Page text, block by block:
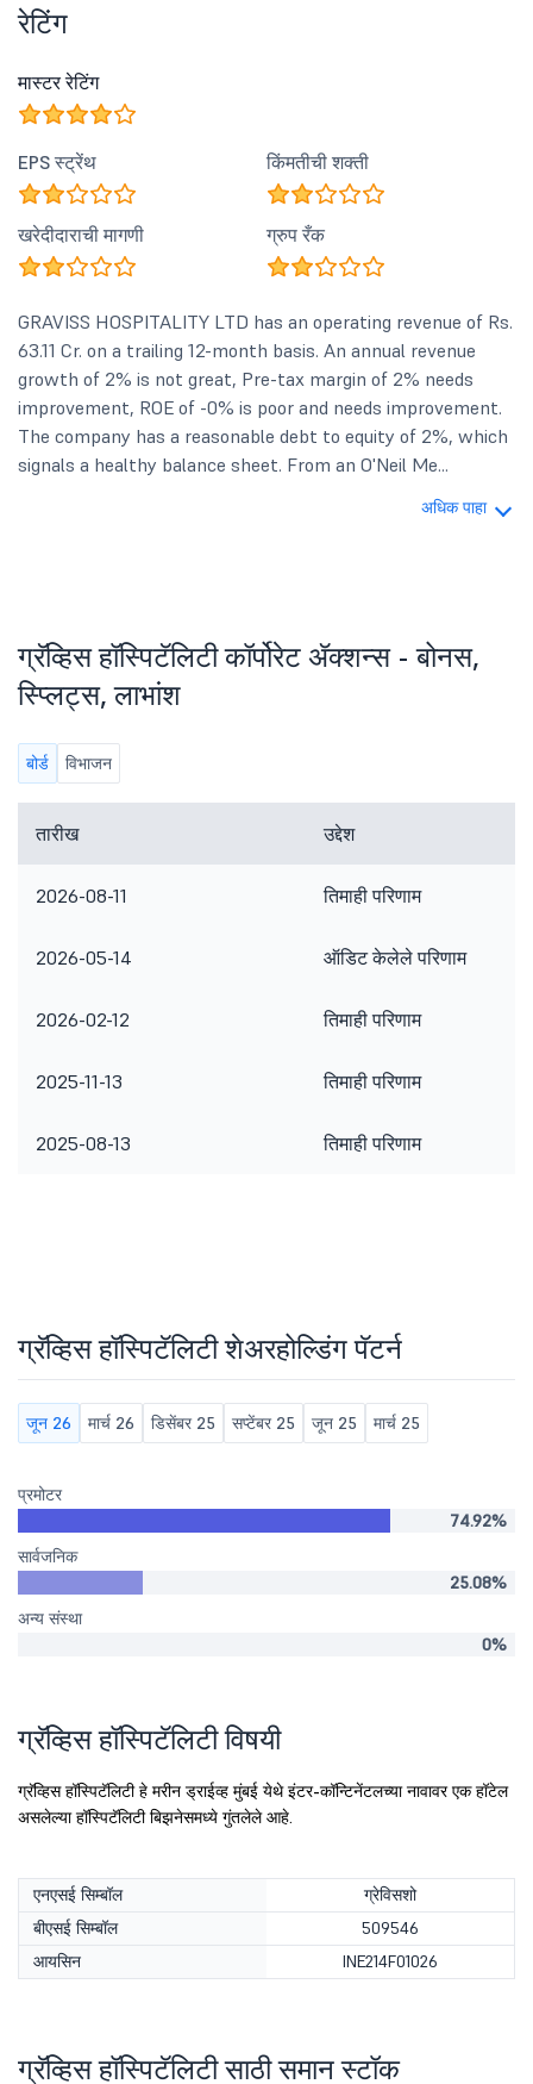
रेटिंग
मास्टर रेटिंग
EPS स्ट्रेंथ किंमतीची शक्ती
खरेदीदाराची मागणी ग्रुप रँक
GRAVISS HOSPITALITY LTD has an operating revenue of Rs.
63.11 Cr. on a trailing 12-month basis. An annual revenue
growth of 2% is not great, Pre-tax margin of 2% needs
improvement, ROE of -0% is poor and needs improvement.
The company has a reasonable debt to equity of 2%, which
signals a healthy balance sheet. From an O'Neil Me...
अधिक पाहा
ग्रॅव्हिस हॉस्पिटॅलिटी कॉर्पोरेट ॲक्शन्स - बोनस,
स्प्लिट्स, लाभांश
बोर्ड विभाजन
तारीख उद्देश
2026-08-11 तिमाही परिणाम
2026-05-14 ऑडिट केलेले परिणाम
2026-02-12 तिमाही परिणाम
2025-11-13 तिमाही परिणाम
2025-08-13 तिमाही परिणाम
ग्रॅव्हिस हॉस्पिटॅलिटी शेअरहोल्डिंग पॅटर्न
जून 26 मार्च 26 डिसेंबर 25 सप्टेंबर 25 जून 25 मार्च 25
प्रमोटर
74.92%
सार्वजनिक
25.08%
अन्य संस्था
0%
ग्रॅव्हिस हॉस्पिटॅलिटी विषयी
ग्रॅव्हिस हॉस्पिटॅलिटी हे मरीन ड्राईव्ह मुंबई येथे इंटर-कॉन्टिनेंटलच्या नावावर एक हॉटेल
असलेल्या हॉस्पिटॅलिटी बिझनेसमध्ये गुंतलेले आहे.
एनएसई सिम्बॉल
ग्रेविसशो
बीएसई सिम्बॉल
509546
आयसिन
INE214F01026
ग्रॅव्हिस हॉस्पिटॅलिटी साठी समान स्टॉक